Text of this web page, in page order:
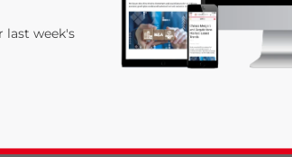
von Rabatten zu
Parteien vermietet werden,
der Mehrwertsteuer kürzlich auf
last week's